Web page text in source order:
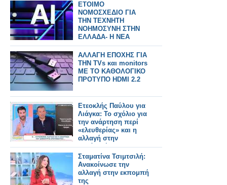
ΕΤΟΙΜΟ
ΝΟΜΟΣΧΕΔΙΟ ΓΙΑ
ΤΗΝ ΤΕΧΝΗΤΗ
ΝΟΗΜΟΣΥΝΗ ΣΤΗΝ
ΕΛΛΑΔΑ- Η ΝΕΑ
ΑΛΛΑΓΗ
ΑΛΛΑΓΗ ΕΠΟΧΗΣ ΓΙΑ
ΤΗΝ TVs και monitors
ΜΕ ΤΟ ΚΑΘΟΛΟΓΙΚΟ
ΠΡΟΤΥΠΟ HDMI 2.2
Ετεοκλής Παύλου για
Λιάγκα: Το σχόλιο για
την ανάρτηση περί
«ελευθερίας» και η
αλλαγή στην
εμφάνισή του
Σταματίνα Τσιμτσιλή:
Aνακοίνωσε την
αλλαγή στην εκπομπή
της